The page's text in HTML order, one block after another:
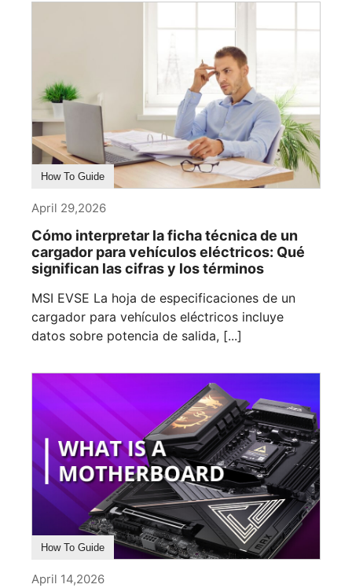
How To Guide
April 29,2026
Cómo interpretar la ficha técnica de un
cargador para vehículos eléctricos: Qué
significan las cifras y los términos
MSI EVSE La hoja de especificaciones de un
cargador para vehículos eléctricos incluye
datos sobre potencia de salida, [...]
How To Guide
April 14,2026